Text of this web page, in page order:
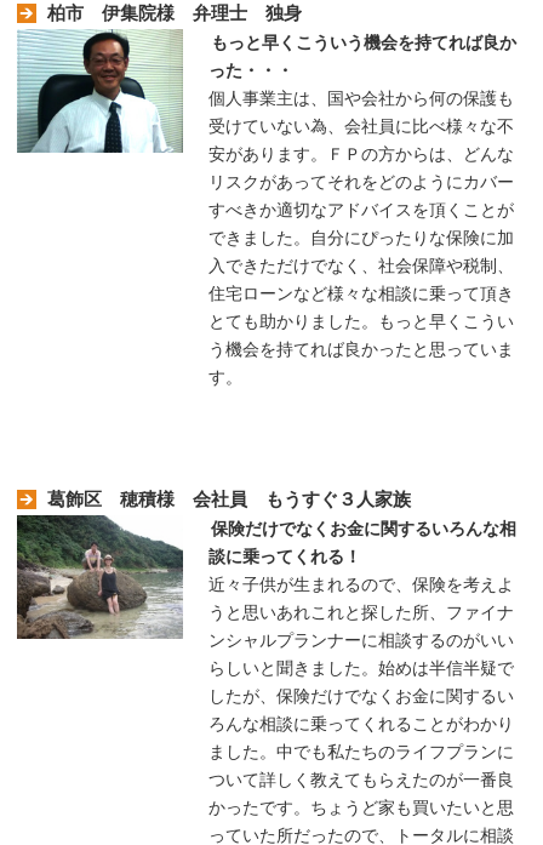
柏市 伊集院様 弁理士 独身
もっと早くこういう機会を持てれば良か
った・・・
個人事業主は、国や会社から何の保護も
受けていない為、会社員に比べ様々な不
安があります。ＦＰの方からは、どんな
リスクがあってそれをどのようにカバー
すべきか適切なアドバイスを頂くことが
できました。自分にぴったりな保険に加
入できただけでなく、社会保障や税制、
住宅ローンなど様々な相談に乗って頂き
とても助かりました。もっと早くこうい
う機会を持てれば良かったと思っていま
す。
葛飾区 穂積様 会社員 もうすぐ３人家族
保険だけでなくお金に関するいろんな相
談に乗ってくれる！
近々子供が生まれるので、保険を考えよ
うと思いあれこれと探した所、ファイナ
ンシャルプランナーに相談するのがいい
らしいと聞きました。始めは半信半疑で
したが、保険だけでなくお金に関するい
ろんな相談に乗ってくれることがわかり
ました。中でも私たちのライフプランに
ついて詳しく教えてもらえたのが一番良
かったです。ちょうど家も買いたいと思
っていた所だったので、トータルに相談